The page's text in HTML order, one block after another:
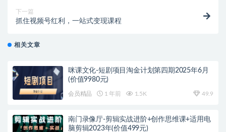
下一篇
抓住视频号红利，一站式变现课程
相关文章
咪课文化-短剧项目淘金计划第四期2025年6月
(价值9980元)
会员精品 1 年前 1.5K 49.9
南门录像厅-剪辑实战进阶+创作思维课+适用电
脑剪辑2023年(价值499元)